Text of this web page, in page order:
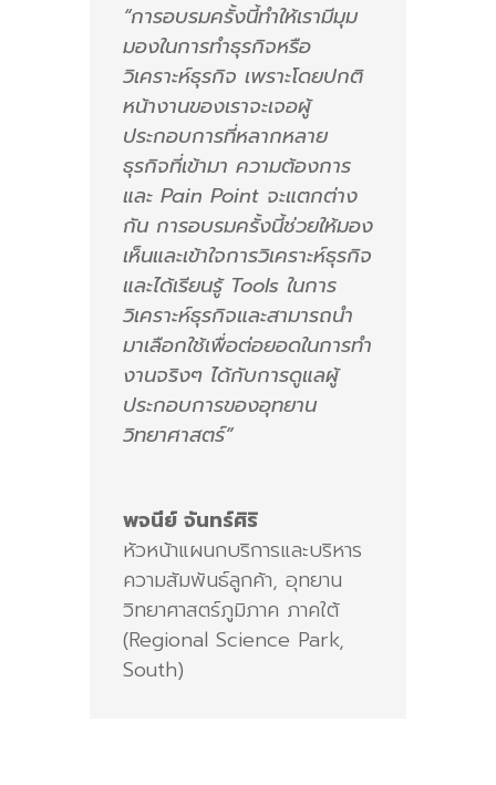
“การอบรมครั้งนี้ทำให้เรามีมุม
มองในการทำธุรกิจหรือ
วิเคราะห์ธุรกิจ เพราะโดยปกติ
หน้างานของเราจะเจอผู้
ประกอบการที่หลากหลาย
ธุรกิจที่เข้ามา ความต้องการ
และ Pain Point จะแตกต่าง
กัน การอบรมครั้งนี้ช่วยให้มอง
เห็นและเข้าใจการวิเคราะห์ธุรกิจ
และได้เรียนรู้ Tools ในการ
วิเคราะห์ธุรกิจและสามารถนำ
มาเลือกใช้เพื่อต่อยอดในการทำ
งานจริงๆ ได้กับการดูแลผู้
ประกอบการของอุทยาน
วิทยาศาสตร์”
พจนีย์ จันทร์ศิริ
หัวหน้าแผนกบริการและบริหาร
ความสัมพันธ์ลูกค้า, อุทยาน
วิทยาศาสตร์ภูมิภาค ภาคใต้
(Regional Science Park,
South)